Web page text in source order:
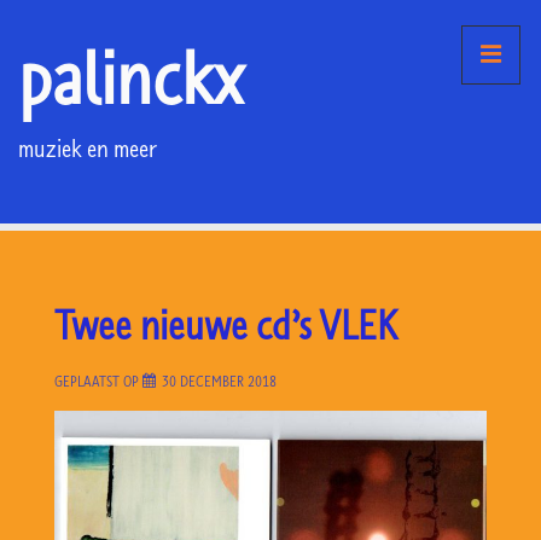
hoofdinhoud
palinckx
muziek en meer
Hoofd
Twee nieuwe cd’s VLEK
GEPLAATST OP 30 DECEMBER 2018